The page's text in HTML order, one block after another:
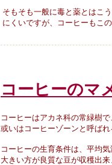
そもそも一般に毒と薬とはこ
にくいですが、コーヒーもこ
コーヒーのマ
コーヒーはアカネ科の常緑樹
或いはコーヒーゾーンと呼ば
コーヒーの生育条件は、平均
大きい方が良質な豆が収穫出